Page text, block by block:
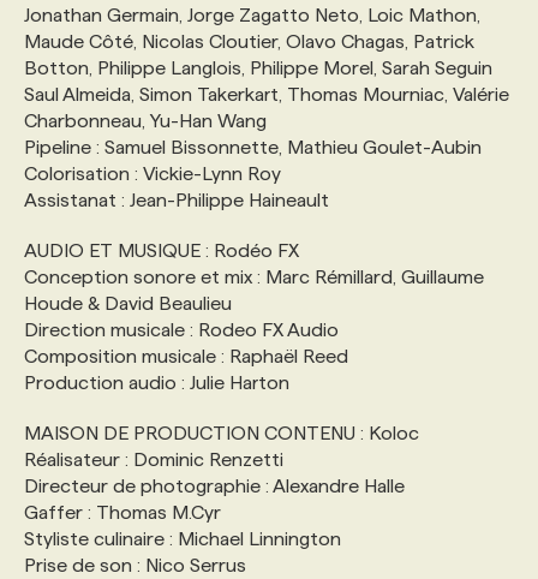
Jonathan Germain, Jorge Zagatto Neto, Loic Mathon,
Maude Côté, Nicolas Cloutier, Olavo Chagas, Patrick
Botton, Philippe Langlois, Philippe Morel, Sarah Seguin
Saul Almeida, Simon Takerkart, Thomas Mourniac, Valérie
Charbonneau, Yu-Han Wang
Pipeline : Samuel Bissonnette, Mathieu Goulet-Aubin
Colorisation : Vickie-Lynn Roy
Assistanat : Jean-Philippe Haineault
AUDIO ET MUSIQUE : Rodéo FX
Conception sonore et mix : Marc Rémillard, Guillaume
Houde & David Beaulieu
Direction musicale : Rodeo FX Audio
Composition musicale : Raphaël Reed
Production audio : Julie Harton
MAISON DE PRODUCTION CONTENU : Koloc
Réalisateur : Dominic Renzetti
Directeur de photographie : Alexandre Halle
Gaffer : Thomas M.Cyr
Styliste culinaire : Michael Linnington
Prise de son : Nico Serrus